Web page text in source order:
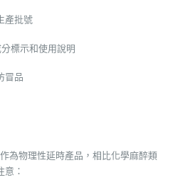
產批號
標示和使用說明
冒品
為物理性延時產品，相比化學麻醉類
：